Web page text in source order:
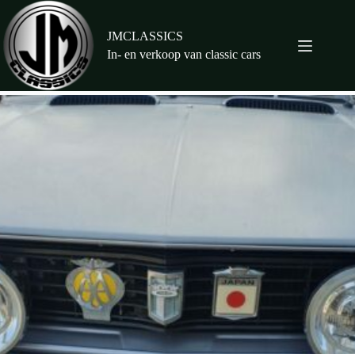
naar
de
inhoud
JMCLASSICS
In- en verkoop van classic cars